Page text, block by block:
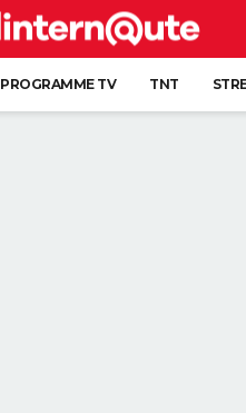
PROGRAMME TV TNT